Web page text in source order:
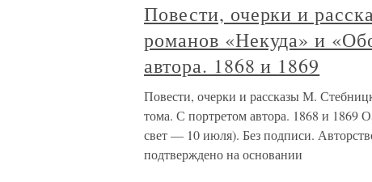
Повести, очерки и
романов «Некуда» и
автора. 1868 и 1869
Повести, очерки и рассказы М.
тома. С портретом автора. 1868 и
свет — 10 июля). Без подписи.
подтверждено на основании